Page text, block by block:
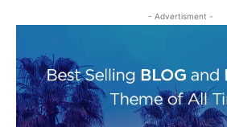
- Advertisment -